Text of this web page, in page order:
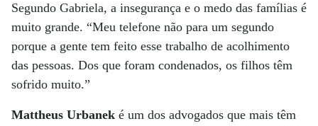
Segundo Gabriela, a insegurança e o medo das famílias é
muito grande. “Meu telefone não para um segundo
porque a gente tem feito esse trabalho de acolhimento
das pessoas. Dos que foram condenados, os filhos têm
sofrido muito.”
Mattheus Urbanek é um dos advogados que mais têm